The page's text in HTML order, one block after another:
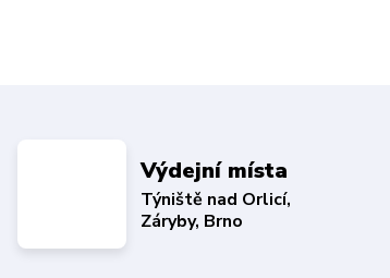
Výdejní místa
Týniště nad Orlicí,
Záryby, Brno